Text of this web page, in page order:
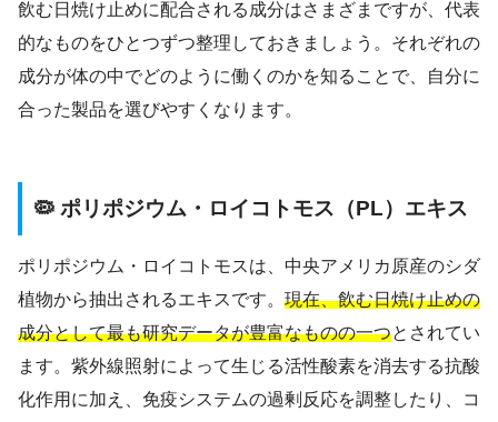
飲む日焼け止めに配合される成分はさまざまですが、代表
的なものをひとつずつ整理しておきましょう。それぞれの
成分が体の中でどのように働くのかを知ることで、自分に
合った製品を選びやすくなります。
🦠 ポリポジウム・ロイコトモス（PL）エキス
ポリポジウム・ロイコトモスは、中央アメリカ原産のシダ
植物から抽出されるエキスです。 現在、飲む日焼け止めの
成分として最も研究データが豊富なものの一つとされてい
ます。紫外線照射によって生じる活性酸素を消去する抗酸
化作用に加え、免疫システムの過剰反応を調整したり、コ